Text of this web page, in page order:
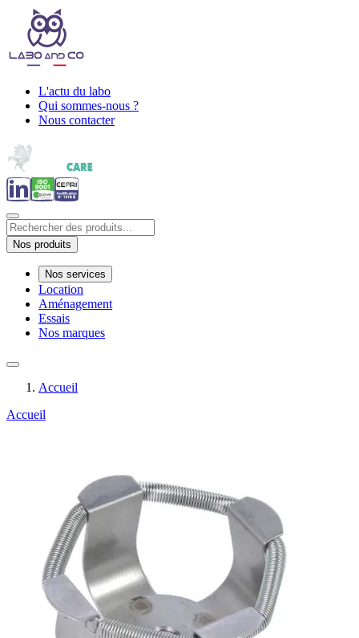
L'actu du labo
Qui sommes-nous ?
Nous contacter
Nos produits
Nos services
Location
Aménagement
Essais
Nos marques
Accueil
Accueil